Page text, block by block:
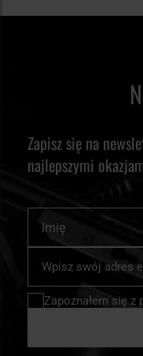
Zapisz się na
najlepszymi
nasz
newsletter:
Zapoznałem się z